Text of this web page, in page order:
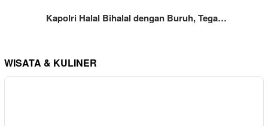
Kapolri Halal Bihalal dengan Buruh, Tega…
WISATA & KULINER